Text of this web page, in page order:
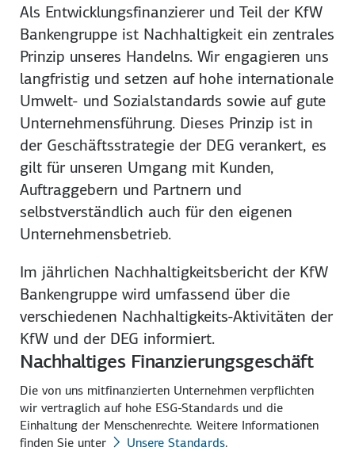
Als Entwicklungsfinanzierer und Teil der KfW
Bankengruppe ist Nachhaltigkeit ein zentrales
Prinzip unseres Handelns. Wir engagieren uns
langfristig und setzen auf hohe internationale
Umwelt- und Sozialstandards sowie auf gute
Unternehmensführung. Dieses Prinzip ist in
der Geschäftsstrategie der DEG verankert, es
gilt für unseren Umgang mit Kunden,
Auftraggebern und Partnern und
selbstverständlich auch für den eigenen
Unternehmensbetrieb.
Im jährlichen Nachhaltigkeitsbericht der KfW
Bankengruppe wird umfassend über die
verschiedenen Nachhaltigkeits-Aktivitäten der
KfW und der DEG informiert.
Nachhaltiges Finanzierungsgeschäft
Die von uns mitfinanzierten Unternehmen verpflichten
wir vertraglich auf hohe ESG-Standards und die
Einhaltung der Menschenrechte. Weitere Informationen
finden Sie unter
Unsere Standards.